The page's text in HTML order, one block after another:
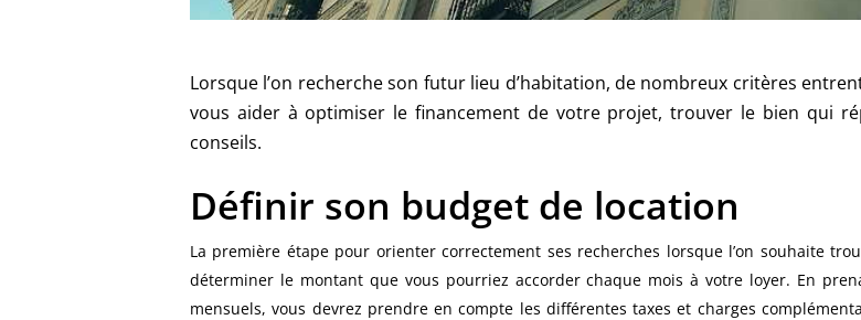
Lorsque l’on recherche son futur lieu d’habitation, de nombreux critères
vous aider à optimiser le financement de votre projet, trouver le bien qui
conseils.
Définir son budget de location
La première étape pour orienter correctement ses recherches lorsque l’on souhaite
déterminer le montant que vous pourriez accorder chaque mois à votre loyer. En
mensuels, vous devrez prendre en compte les différentes taxes et charges